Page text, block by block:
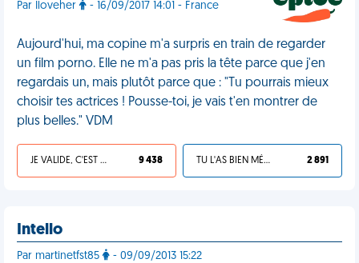
Par Iloveher - 16/09/2017 14:01 - France
Aujourd'hui, ma copine m'a surpris en train de regarder
un film porno. Elle ne m'a pas pris la tête parce que j'en
regardais un, mais plutôt parce que : "Tu pourrais mieux
choisir tes actrices ! Pousse-toi, je vais t'en montrer de
plus belles." VDM
JE VALIDE, C'EST UNE VDM 9 438 TU L'AS BIEN MÉRITÉ 2 891
Intello
Par martinetfst85 - 09/09/2013 15:22